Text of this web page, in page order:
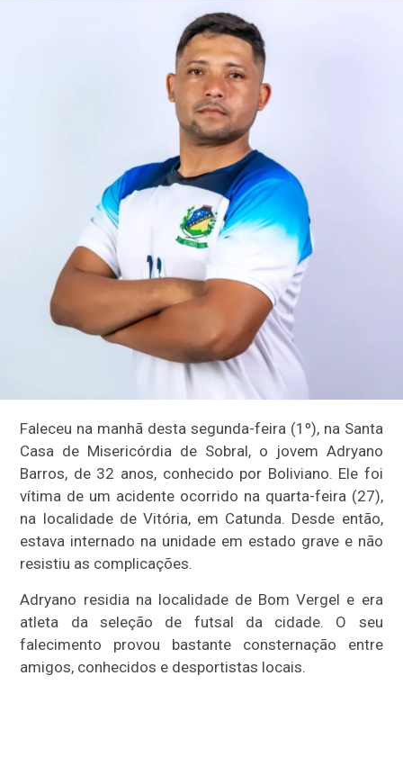
Faleceu na manhã desta segunda-feira (1º), na Santa
Casa de Misericórdia de Sobral, o jovem Adryano
Barros, de 32 anos, conhecido por Boliviano. Ele foi
vítima de um acidente ocorrido na quarta-feira (27),
na localidade de Vitória, em Catunda. Desde então,
estava internado na unidade em estado grave e não
resistiu as complicações.
Adryano residia na localidade de Bom Vergel e era
atleta da seleção de futsal da cidade. O seu
falecimento provou bastante consternação entre
amigos, conhecidos e desportistas locais.